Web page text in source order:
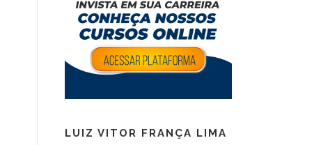
LUIZ VITOR FRANÇA LIMA